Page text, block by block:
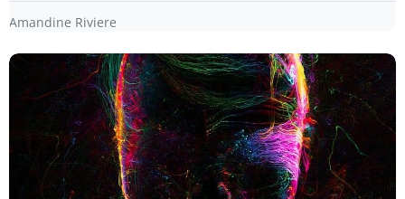
Amandine Riviere